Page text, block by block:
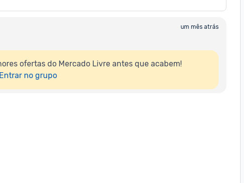
um mês atrás
ofertas do Mercado Livre antes que acabem!
Entrar no grupo